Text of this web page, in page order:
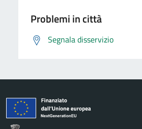
Problemi in città
Segnala disservizio